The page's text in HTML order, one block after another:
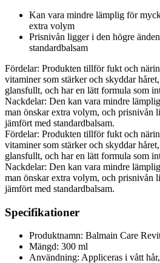
Kan vara mindre lämplig för
extra volym
Prisnivån ligger i den högre
standardbalsam
Fördelar: Produkten tillför fukt och
vitaminer som stärker och skyddar
glansfullt, och har en lätt formula som
Nackdelar: Den kan vara mindre
man önskar extra volym, och prisnivån
jämfört med standardbalsam.
Fördelar: Produkten tillför fukt och
vitaminer som stärker och skyddar
glansfullt, och har en lätt formula som
Nackdelar: Den kan vara mindre
man önskar extra volym, och prisnivån
jämfört med standardbalsam.
Specifikationer
Produktnamn: Balmain Care
Mängd: 300 ml
Användning: Appliceras i vått